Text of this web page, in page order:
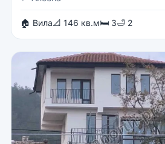
🏠 Вила📐 146 кв.м🛏 3🛁 2